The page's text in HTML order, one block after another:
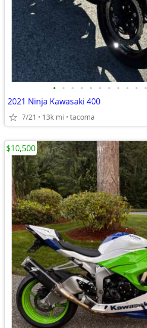
• • • • • • • • • • •
2021 Ninja Kawasaki 400
7/21 13k mi tacoma
$10,500